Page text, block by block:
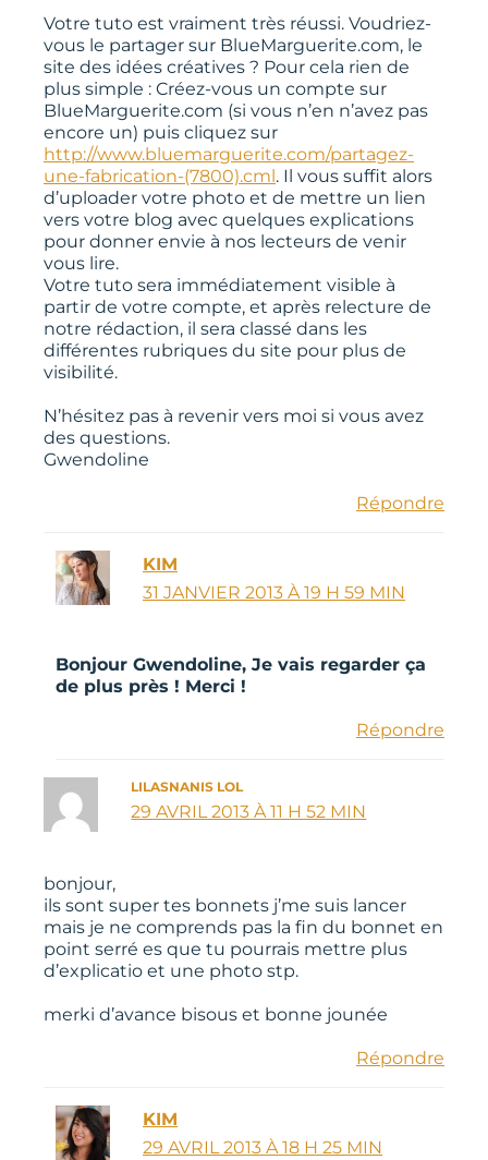
Votre tuto est vraiment très réussi. Voudriez-
vous le partager sur BlueMarguerite.com, le
site des idées créatives ? Pour cela rien de
plus simple : Créez-vous un compte sur
BlueMarguerite.com (si vous n’en n’avez pas
encore un) puis cliquez sur
http://www.bluemarguerite.com/partagez-
une-fabrication-(7800).cml. Il vous suffit alors
d’uploader votre photo et de mettre un lien
vers votre blog avec quelques explications
pour donner envie à nos lecteurs de venir
vous lire.
Votre tuto sera immédiatement visible à
partir de votre compte, et après relecture de
notre rédaction, il sera classé dans les
différentes rubriques du site pour plus de
visibilité.
N’hésitez pas à revenir vers moi si vous avez
des questions.
Gwendoline
Répondre
KIM
31 JANVIER 2013 À 19 H 59 MIN
Bonjour Gwendoline, Je vais regarder ça
de plus près ! Merci !
Répondre
LILASNANIS LOL
29 AVRIL 2013 À 11 H 52 MIN
bonjour,
ils sont super tes bonnets j’me suis lancer
mais je ne comprends pas la fin du bonnet en
point serré es que tu pourrais mettre plus
d’explicatio et une photo stp.
merki d’avance bisous et bonne jounée
Répondre
KIM
29 AVRIL 2013 À 18 H 25 MIN